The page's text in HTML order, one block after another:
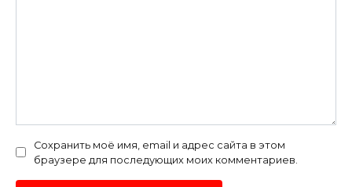
Сохранить моё имя, email и адрес сайта в этом
браузере для последующих моих комментариев.